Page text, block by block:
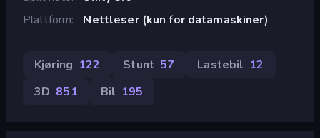
Plattform
Nettleser (kun for datamaskiner)
Kjøring 122 Stunt 57 Lastebil 12
3D 851 Bil 195